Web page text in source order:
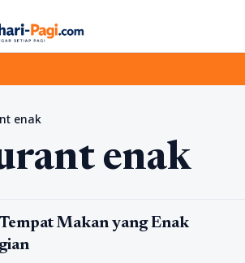
enak
enak
Makan yang Enak